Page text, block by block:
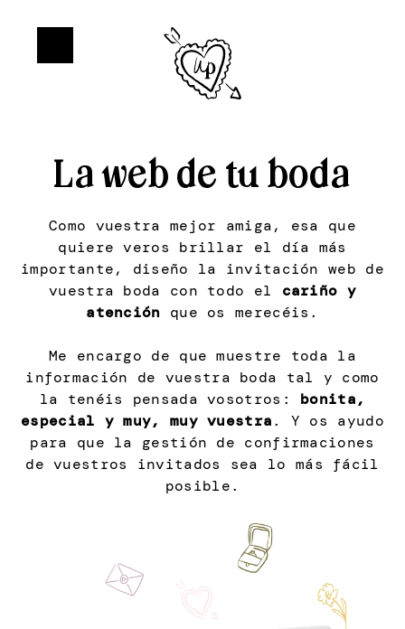
La web de tu boda
Como vuestra mejor amiga, esa que
quiere veros brillar el día más
importante, diseño la invitación web de
vuestra boda con todo el cariño y
atención que os merecéis.
Me encargo de que muestre toda la
información de vuestra boda tal y como
la tenéis pensada vosotros: bonita,
especial y muy, muy vuestra. Y os ayudo
para que la gestión de confirmaciones
de vuestros invitados sea lo más fácil
posible.